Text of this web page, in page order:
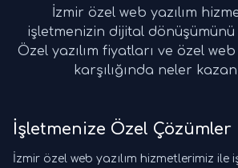
İzmir özel web yazılım
işletmenizin dijital
Özel yazılım fiyatları ve özel web
karşılığında neler
İşletmenize Özel Çözümler
İzmir özel web yazılım hizmetlerimiz ile